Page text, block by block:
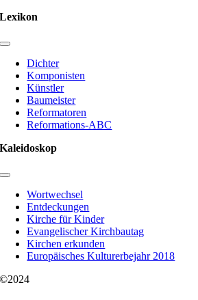
Lexikon
Toggle
Navigation
Dichter
Komponisten
Künstler
Baumeister
Reformatoren
Reformations-ABC
Kaleidoskop
Toggle
NavigationWortwechsel
Entdeckungen
Kirche für Kinder
Evangelischer Kirchbautag
Kirchen erkunden
Europäisches Kulturerbejahr 2018
©2024